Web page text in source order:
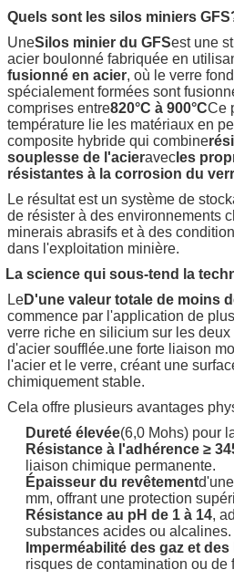
Quels sont les silos miniers
UneSilos minier du GFSest une
acier boulonné fabriquée en
fusionné en acier, où le verre
spécialement formées sont
comprises entre820°C à 900°CCe
température lie les matériaux en
composite hybride qui combine
souplesse de l'acieravec les
résistantes à la corrosion du
Le résultat est un système de
de résister à des environnements
minerais abrasifs et à des
dans l'exploitation minière.
La science qui sous-tend la
LeD'une valeur totale de moins
commence par l'application de
verre riche en silicium sur les
d'acier soufflée.une forte liaison
l'acier et le verre, créant une
chimiquement stable.
Cela offre plusieurs avantages
Dureté élevée(6,0 Mohs) pour
Résistance à l'adhérence ≥
liaison chimique permanente.
Épaisseur du revêtement
mm, offrant une protection
Résistance au pH de 1 à 14,
substances acides ou alcalines.
Imperméabilité des gaz et
risques de contamination ou de